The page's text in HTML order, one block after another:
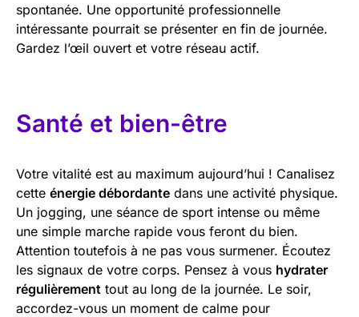
spontanée. Une opportunité professionnelle
intéressante pourrait se présenter en fin de journée.
Gardez l’œil ouvert et votre réseau actif.
Santé et bien-être
Votre vitalité est au maximum aujourd’hui ! Canalisez
cette énergie débordante dans une activité physique.
Un jogging, une séance de sport intense ou même
une simple marche rapide vous feront du bien.
Attention toutefois à ne pas vous surmener. Écoutez
les signaux de votre corps. Pensez à vous hydrater
régulièrement tout au long de la journée. Le soir,
accordez-vous un moment de calme pour